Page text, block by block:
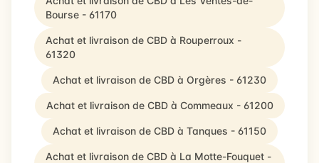
Bourse - 61170
Achat et livraison de CBD à Rouperroux -
61320
Achat et livraison de CBD à Orgères - 61230
Achat et livraison de CBD à Commeaux - 61200
Achat et livraison de CBD à Tanques - 61150
Achat et livraison de CBD à La Motte-Fouquet -